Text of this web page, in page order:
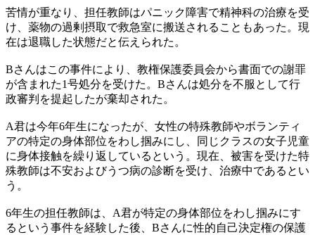
苦情が重なり、担任教師はパニック障害で精神科の治療を受
け、薬物の過剰摂取で救急室に搬送されることもあった。現
在は退職した状態だと伝えられた。
Bさんはこの事件により、教権保護委員会から書面での謝罪
が含まれた1号処分を受けた。Bさんは処分を不服として行
政審判を提起したが棄却された。
A君は今年6年生になったが、女性の特殊教師やボランティ
アの特定の身体部位をわし掴みにし、同じクラスの女子児童
に身体接触を繰り返しているという。現在、被害を受けた特
殊教師は不安およびうつ病の診断を受け、治療中であるとい
う。
6年生の担任教師は、A君が特定の身体部位をわし掴みにす
るという事件を経験した後、Bさんに性的自己決定権の保護